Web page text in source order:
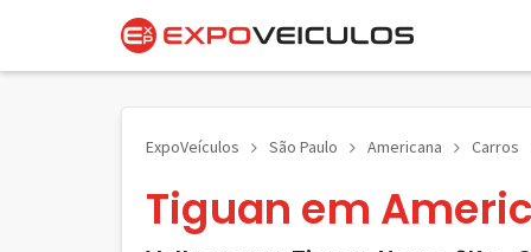
ExpoVeículos São Paulo Americana Carros
Tiguan em